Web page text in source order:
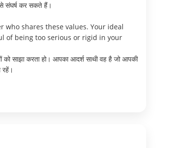
से संघर्ष कर सकते हैं।
who shares these values. Your ideal
of being too serious or rigid in your
को साझा करता हो। आपका आदर्श साथी वह है जो आपकी
रहें।